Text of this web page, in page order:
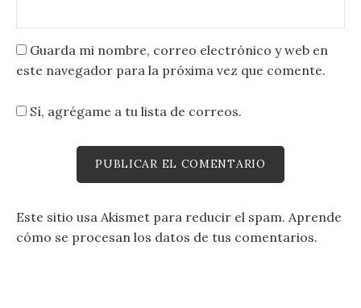
Guarda mi nombre, correo electrónico y web en
este navegador para la próxima vez que comente.
Sí, agrégame a tu lista de correos.
Este sitio usa Akismet para reducir el spam. Aprende
cómo se procesan los datos de tus comentarios.